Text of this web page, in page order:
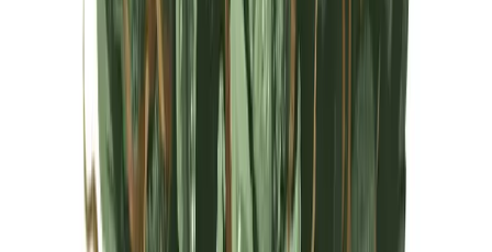
Live Rosin